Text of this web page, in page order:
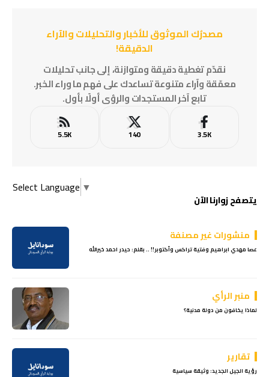
مصدرُك الموثوق للأخبار والتحليلات والآراء
الدقيقة!
نقدّم تغطية دقيقة ومتوازنة، إلى جانب تحليلات
معمّقة وآراء متنوعة تساعدك على فهم ما وراء الخبر.
تابع آخر المستجدات والرؤى أولًا بأول.
3.5K
140
5.5K
Select Language ▼
يتصفح زوارنا الآن
منشورات غير مصنفة
عصا مهدي ابراهيم وفتية تراكس وأكتوبر!! .. بقلم: حيدر احمد خيرالله
منبر الرأي
لماذا يخافون من دولة مدنية؟
تقارير
رؤية الجيل الجديد: وثيقة سياسية